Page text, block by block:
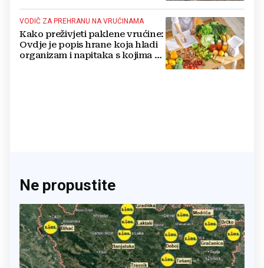
VODIČ ZA PREHRANU NA VRUĆINAMA
Kako preživjeti paklene vrućine:
Ovdje je popis hrane koja hladi
organizam i napitaka s kojima si
Ne propustite